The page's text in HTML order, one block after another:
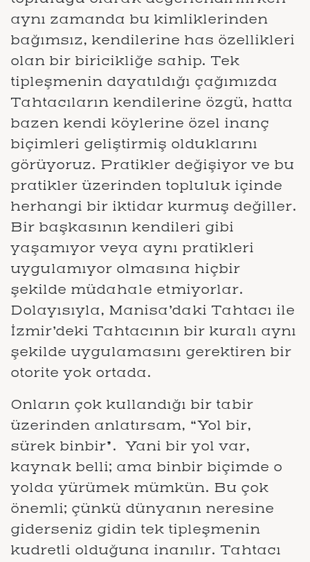
aynı zamanda bu kimliklerinden
bağımsız, kendilerine has özellikleri
olan bir biricikliğe sahip. Tek
tipleşmenin dayatıldığı çağımızda
Tahtacıların kendilerine özgü, hatta
bazen kendi köylerine özel inanç
biçimleri geliştirmiş olduklarını
görüyoruz. Pratikler değişiyor ve bu
pratikler üzerinden topluluk içinde
herhangi bir iktidar kurmuş değiller.
Bir başkasının kendileri gibi
yaşamıyor veya aynı pratikleri
uygulamıyor olmasına hiçbir
şekilde müdahale etmiyorlar.
Dolayısıyla, Manisa’daki Tahtacı ile
İzmir’deki Tahtacının bir kuralı aynı
şekilde uygulamasını gerektiren bir
otorite yok ortada.
Onların çok kullandığı bir tabir
üzerinden anlatırsam, “Yol bir,
sürek binbir”. Yani bir yol var,
kaynak belli; ama binbir biçimde o
yolda yürümek mümkün. Bu çok
önemli; çünkü dünyanın neresine
giderseniz gidin tek tipleşmenin
kudretli olduğuna inanılır. Tahtacı